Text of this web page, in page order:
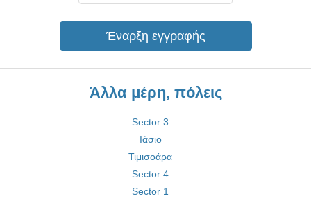
Έναρξη εγγραφής
Άλλα μέρη, πόλεις
Sector 3
Ιάσιο
Τιμισοάρα
Sector 4
Sector 1